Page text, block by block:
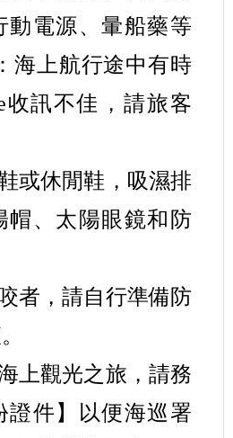
動電源、暈船藥等
海上航行途中有時
收訊不佳，請旅客
或休閒鞋，吸濕排
帽、太陽眼鏡和防
者，請自行準備防
上觀光之旅，請務
證件】以便海巡署